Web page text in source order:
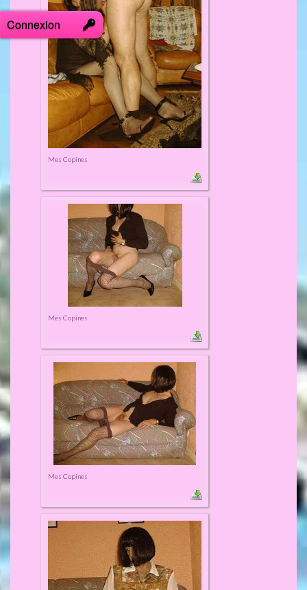
Mes Copines
Mes Copines
Mes Copines
Connexion